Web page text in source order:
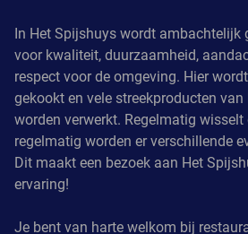
In Het Spijshuys wordt ambachtelijk
voor kwaliteit, duurzaamheid,
respect voor de omgeving. Hier
gekookt en vele streekproducten van
worden verwerkt. Regelmatig wisselt
regelmatig worden er verschillende
Dit maakt een bezoek aan Het
ervaring!
Je bent van harte welkom bij